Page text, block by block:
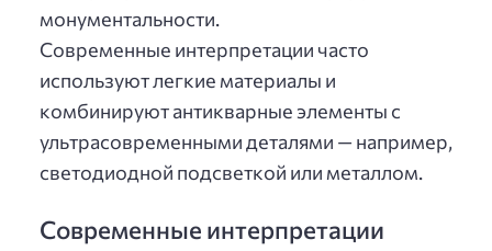
монументальности.
Современные интерпретации часто
используют легкие материалы и
комбинируют антикварные элементы с
ультрасовременными деталями — например,
светодиодной подсветкой или металлом.
Современные интерпретации